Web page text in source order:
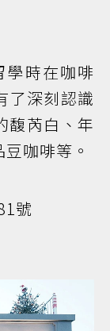
學時在咖啡
了深刻認識
馥芮白、年
咖啡等。
號